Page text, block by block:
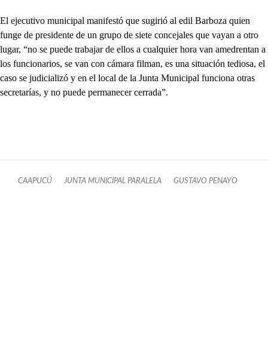
El ejecutivo municipal manifestó que sugirió al edil Barboza quien
funge de presidente de un grupo de siete concejales que vayan a otro
lugar, “no se puede trabajar de ellos a cualquier hora van amedrentan a
los funcionarios, se van con cámara filman, es una situación tediosa, el
caso se judicializó y en el local de la Junta Municipal funciona otras
secretarías, y no puede permanecer cerrada”.
CAAPUCÚ JUNTA MUNICIPAL PARALELA GUSTAVO PENAYO